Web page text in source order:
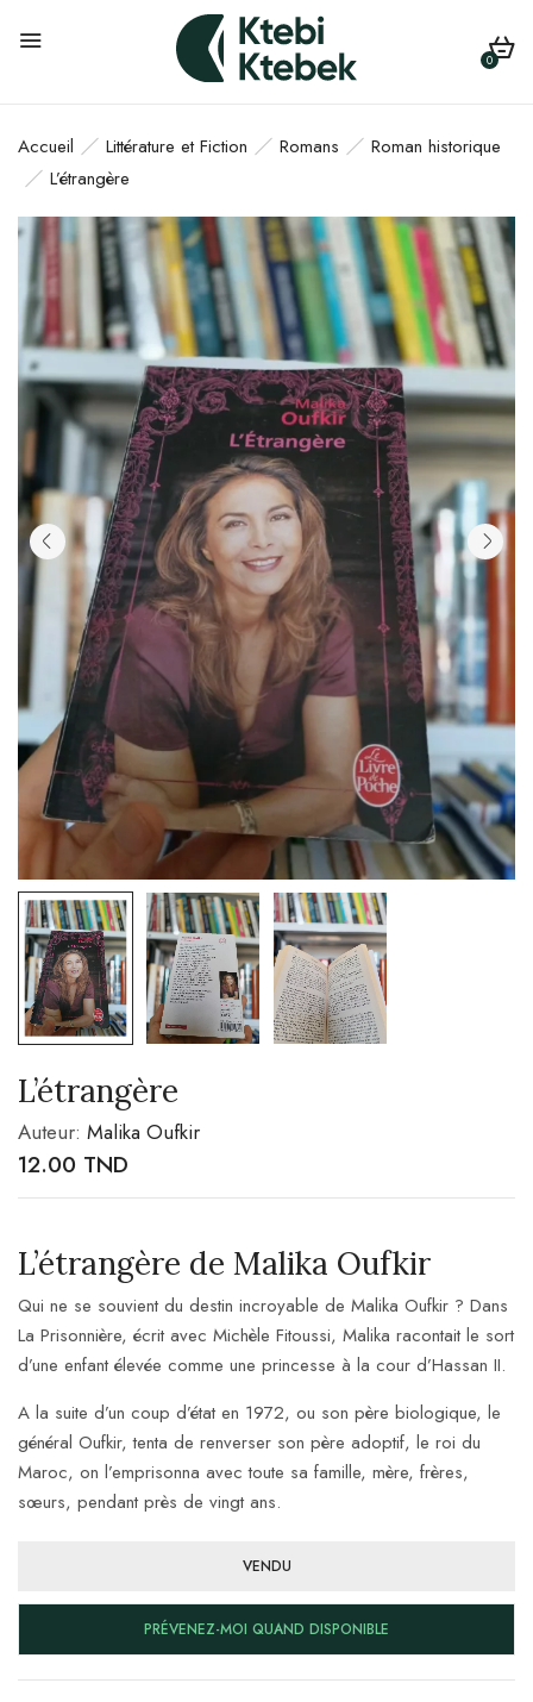
0
Accueil Littérature et Fiction Romans
Roman historique
L’étrangère
L’étrangère
Auteur: Malika Oufkir
12.00 TND
L’étrangère de Malika Oufkir
Qui ne se souvient du destin incroyable de Malika Oufkir ? Dans
La Prisonnière, écrit avec Michèle Fitoussi, Malika racontait le sort
d’une enfant élevée comme une princesse à la cour d’Hassan II.
A la suite d’un coup d’état en 1972, ou son père biologique, le
général Oufkir, tenta de renverser son père adoptif, le roi du
Maroc, on l’emprisonna avec toute sa famille, mère, frères,
sœurs, pendant près de vingt ans.
VENDU
PRÉVENEZ-MOI QUAND DISPONIBLE